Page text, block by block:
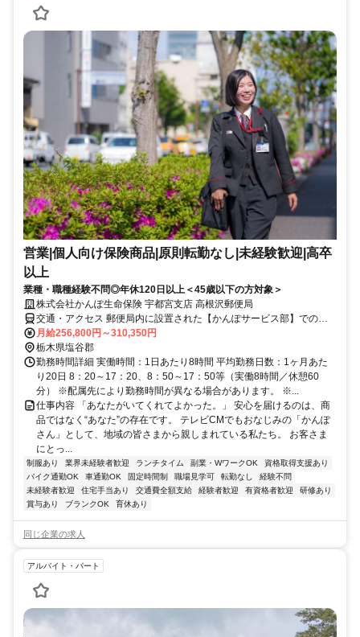
営業|個人向け保険商品|原則転勤なし|未経験歓迎|高卒
以上
業種・職種経験不問◎年休120日以上＜45歳以下の方対象＞
株式会社かんぽ生命保険 宇都宮支店 高根沢郵便局
交通・アクセス 郵便局内に設置された【かんぽサービス部】での勤
務となります
月給256,800円～310,350円
栃木県塩谷郡
勤務時間詳細 実働時間：1日あたり8時間 平均勤務日数：1ヶ月あた
り20日 8：20～17：20、8：50～17：50等（実働8時間／休憩60
分） ※配属先により勤務時間が異なる場合があります。 ※...
仕事内容 「あなたがいてくれてよかった。」 安心を届けるのは、商
品ではなく“あなた”の存在です。 テレビCMでもおなじみの「かんぽ
さん」として、地域の皆さまから親しまれている私たち。 お客さま
にとっ...
制服あり 業界未経験者歓迎 ランチタイム 副業・WワークOK
資格取得支援あり
バイク通勤OK
車通勤OK 固定時間制 職場見学可 転勤なし
経験不問
未経験者歓迎
住宅手当あり 交通費全額支給 経験者歓迎 有資格者歓迎
研修あり
賞与あり
ブランクOK 育休あり
同じ企業の求人
アルバイト・パート